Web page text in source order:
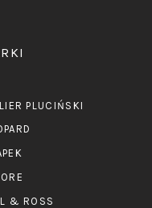
PLUCIŃSKI
& ROSS